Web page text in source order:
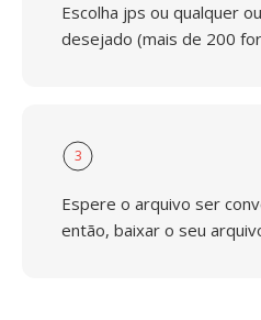
Escolha jps ou qualquer
desejado (mais de 200
3
Espere o arquivo ser
então, baixar o seu